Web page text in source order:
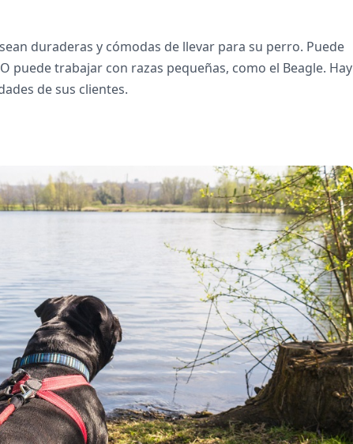
duraderas y cómodas de llevar para su perro. Puede
puede trabajar con razas pequeñas, como el Beagle. Hay
de sus clientes.